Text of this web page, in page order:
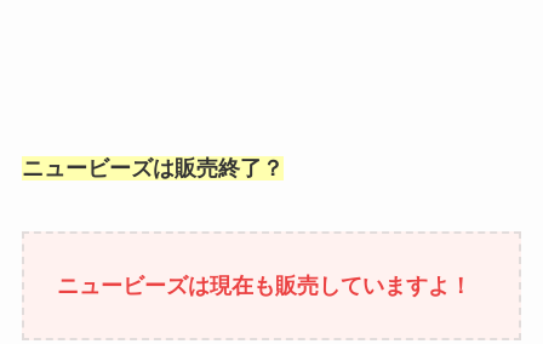
ニュービーズは販売終了？
ニュービーズは現在も販売していますよ！